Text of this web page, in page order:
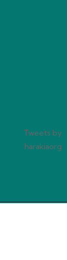
Tweets by
harakiaorg